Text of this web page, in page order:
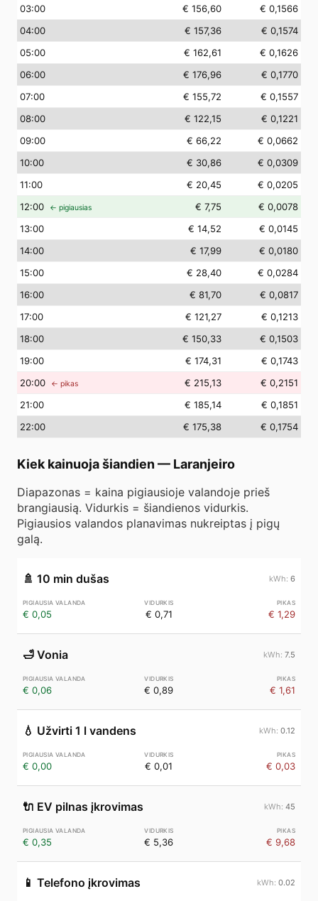
03:00 € 156,60
€ 0,1566
04:00 € 157,36
€ 0,1574
05:00 € 162,61
€ 0,1626
06:00 € 176,96
€ 0,1770
07:00 € 155,72
€ 0,1557
08:00 € 122,15
€ 0,1221
09:00 € 66,22
€ 0,0662
10:00 € 30,86
€ 0,0309
11:00 € 20,45
€ 0,0205
12:00 ← pigiausias € 7,75
€ 0,0078
13:00 € 14,52
€ 0,0145
14:00 € 17,99
€ 0,0180
15:00 € 28,40
€ 0,0284
16:00 € 81,70
€ 0,0817
17:00 € 121,27
€ 0,1213
18:00 € 150,33
€ 0,1503
19:00 € 174,31
€ 0,1743
20:00 ← pikas € 215,13
€ 0,2151
21:00 € 185,14
€ 0,1851
22:00 € 175,38 € 0,1754
Kiek kainuoja šiandien — Laranjeiro
Diapazonas = kaina pigiausioje valandoje prieš
brangiausią. Vidurkis = šiandienos vidurkis.
Pigiausios valandos planavimas nukreiptas į pigų
galą.
🚿 10 min dušas 6
€ 0,05 € 0,71 € 1,29
🛁 Vonia 7.5
€ 0,06 € 0,89 € 1,61
💧 Užvirti 1 l vandens 0.12
€ 0,00 € 0,01 € 0,03
🔌 EV pilnas įkrovimas 45
€ 0,35 € 5,36 € 9,68
📱 Telefono įkrovimas 0.02